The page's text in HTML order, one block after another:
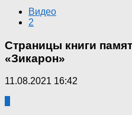
Видео
2
Страницы книги
«Зикарон»
11.08.2021 16:42